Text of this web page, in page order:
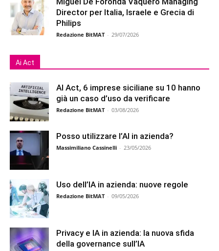
Director per Italia, Israele e Grecia di
Philips
Redazione BitMAT - 29/07/2026
Ai Act
AI Act, 6 imprese siciliane su 10 hanno
già un caso d’uso da verificare
Redazione BitMAT - 03/08/2026
Posso utilizzare l’AI in azienda?
Massimiliano Cassinelli - 23/05/2026
Uso dell’IA in azienda: nuove regole
Redazione BitMAT - 09/05/2026
Privacy e IA in azienda: la nuova sfida
della governance sull’IA